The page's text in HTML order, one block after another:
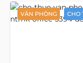
VĂN PHÒNG CHO